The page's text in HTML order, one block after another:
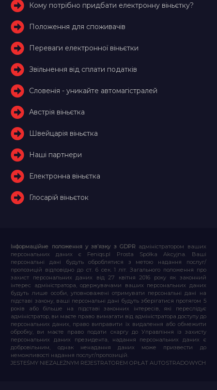
Кому потрібно придбати електронну віньєтку?
Положення для споживачів
Переваги електронної віньєтки
Звільнення від сплати податків
Словенія - уникайте автомагістралей
Австрія віньєтка
Швейцарія віньєтка
Наші партнери
Електронна віньєтка
Глосарій віньєток
Інформаційне положення у зв’язку з GDPR адміністратором ваших
персональних даних є Feniqs.pl Prosta Spółka Akcyjna. Ваші
персональні дані будуть оброблятися з метою надання послуг/
пропозицій відповідно до ст. 6 сек. 1 літ. Загального положення про
захист персональних даних від 27 квітня 2016 року як законний
інтерес адміністратора, одержувачами ваших персональних даних
будуть лише особи, уповноважені отримувати персональні дані на
підставі закону, ваші персональні дані будуть зберігатися протягом 5
років або більше на підставі законних інтересів, які переслідує
адміністратор, ви маєте право вимагати від адміністратора доступу до
персональних даних, право виправити їх видалення або обмежити
обробку, ви маєте право подати скаргу до Управління із захисту
персональних даних президента, надання персональних даних є
добровільним, однак ненадання даних може призвести до
неможливості надання послуг/пропозицій.
JESTEŚMY NIEZALEŻNYM REJESTRATOREM OPŁAT AUTOSTRADOWYCH